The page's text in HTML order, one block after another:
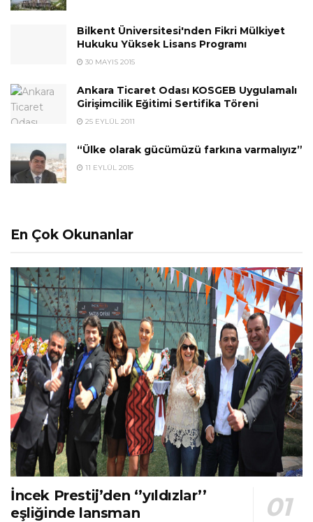
Bilkent Üniversitesi'nden Fikri Mülkiyet
Hukuku Yüksek Lisans Programı
30 MAYIS 2015
Ankara Ticaret Odası KOSGEB Uygulamalı
Girişimcilik Eğitimi Sertifika Töreni
25 EYLÜL 2011
“Ülke olarak gücümüzü farkına varmalıyız”
11 EYLÜL 2015
En Çok Okunanlar
İncek Prestij’den ‘’yıldızlar’’
eşliğinde lansman